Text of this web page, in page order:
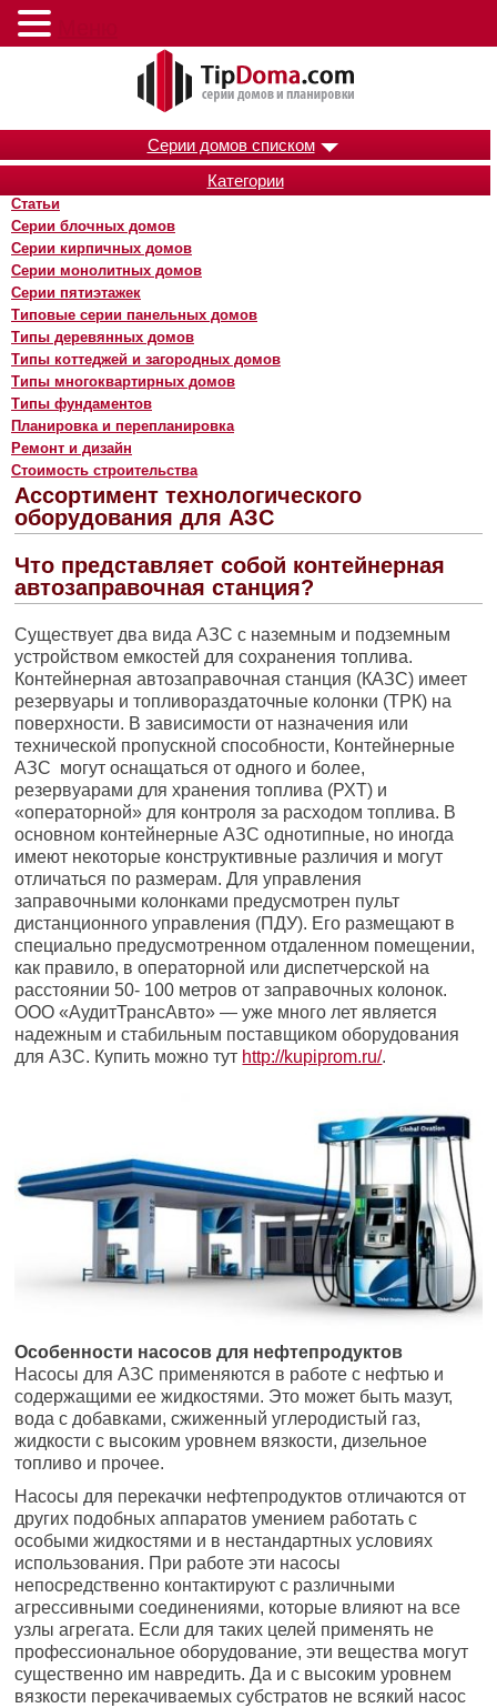
Серии домов списком
Категории
Статьи
Серии блочных домов
Серии кирпичных домов
Серии монолитных домов
Серии пятиэтажек
Типовые серии панельных домов
Типы деревянных домов
Типы коттеджей и загородных домов
Типы многоквартирных домов
Типы фундаментов
Планировка и перепланировка
Ремонт и дизайн
Стоимость строительства
Ассортимент технологического
оборудования для АЗС
Что представляет собой контейнерная
автозаправочная станция?
Существует два вида АЗС с наземным и подземным
устройством емкостей для сохранения топлива.
Контейнерная автозаправочная станция (КАЗС) имеет
резервуары и топливораздаточные колонки (ТРК) на
поверхности. В зависимости от назначения или
технической пропускной способности, Контейнерные
АЗС могут оснащаться от одного и более,
резервуарами для хранения топлива (РХТ) и
«операторной» для контроля за расходом топлива. В
основном контейнерные АЗС однотипные, но иногда
имеют некоторые конструктивные различия и могут
отличаться по размерам. Для управления
заправочными колонками предусмотрен пульт
дистанционного управления (ПДУ). Его размещают в
специально предусмотренном отдаленном помещении,
как правило, в операторной или диспетчерской на
расстоянии 50- 100 метров от заправочных колонок.
ООО «АудитТрансАвто» — уже много лет является
надежным и стабильным поставщиком оборудования
для АЗС. Купить можно тут http://kupiprom.ru/.
Особенности насосов для нефтепродуктов
Насосы для АЗС применяются в работе с нефтью и
содержащими ее жидкостями. Это может быть мазут,
вода с добавками, сжиженный углеродистый газ,
жидкости с высоким уровнем вязкости, дизельное
топливо и прочее.
Насосы для перекачки нефтепродуктов отличаются от
других подобных аппаратов умением работать с
особыми жидкостями и в нестандартных условиях
использования. При работе эти насосы
непосредственно контактируют с различными
агрессивными соединениями, которые влияют на все
узлы агрегата. Если для таких целей применять не
профессиональное оборудование, эти вещества могут
существенно им навредить. Да и с высоким уровнем
вязкости перекачиваемых субстратов не всякий насос